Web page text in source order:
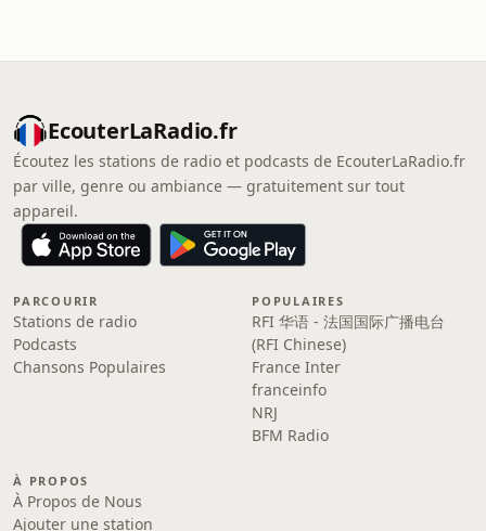
EcouterLaRadio.fr
Écoutez les stations de radio et podcasts de EcouterLaRadio.fr
par ville, genre ou ambiance — gratuitement sur tout
appareil.
PARCOURIR
Stations de radio
Podcasts
Chansons Populaires
POPULAIRES
RFI 华语 - 法国国际广播电台
(RFI Chinese)
France Inter
franceinfo
NRJ
BFM Radio
À PROPOS
À Propos de Nous
Ajouter une station